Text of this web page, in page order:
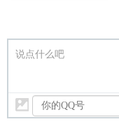
说点什么吧